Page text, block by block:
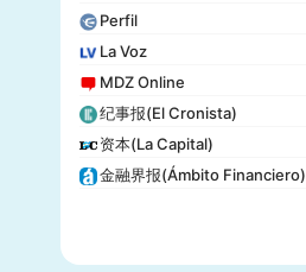
Perfil
La Voz
MDZ Online
纪事报(El Cronista)
资本(La Capital)
金融界报(Ámbito Financiero)